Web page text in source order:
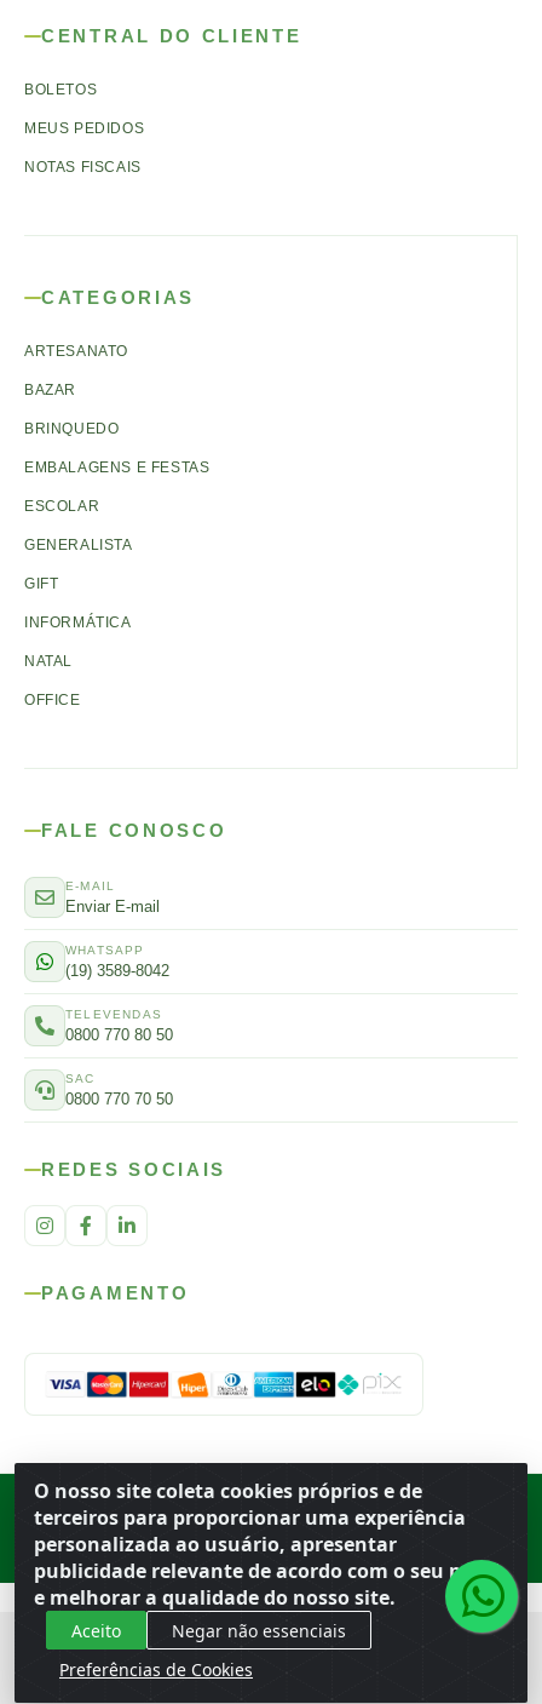
O nosso site coleta cookies próprios e de
terceiros para proporcionar uma experiência
personalizada ao usuário, apresentar
publicidade relevante de acordo com o seu perfil
e melhorar a qualidade do nosso site.
Aceito
Negar não essenciais
Preferências de Cookies
CENTRAL DO CLIENTE
BOLETOS
MEUS PEDIDOS
NOTAS FISCAIS
CATEGORIAS
ARTESANATO
BAZAR
BRINQUEDO
EMBALAGENS E FESTAS
ESCOLAR
GENERALISTA
GIFT
INFORMÁTICA
NATAL
OFFICE
FALE CONOSCO
E-MAIL
Enviar E-mail
WHATSAPP
(19) 3589-8042
TELEVENDAS
0800 770 80 50
SAC
0800 770 70 50
REDES SOCIAIS
PAGAMENTO
Rod. SP-215, s/n, km 98 — Área Rural Porto Ferreira ·BR
· CEP
· CNPJ 56.679.863/0001-91
© 2026 Atacado Ideal